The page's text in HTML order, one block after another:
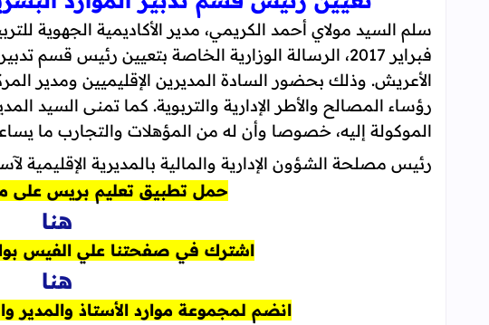
فبراير 2017، الرسالة الوزارية الخاصة بتعيين رئيس قسم
الأعريش. وذلك بحضور السادة المديرين الإقليميين ومدير
رؤساء المصالح والأطر الإدارية والتربوية. كما تمنى السيد
الموكولة إليه، خصوصا وأن له من المؤهلات والتجارب ما
رئيس مصلحة الشؤون الإدارية والمالية بالمديرية الإقليمية
حمل تطبيق تعليم بريس على
هنا
اشترك في صفحتنا علي الفيس
هنا
انضم لمجموعة موارد الأستاذ والمدير